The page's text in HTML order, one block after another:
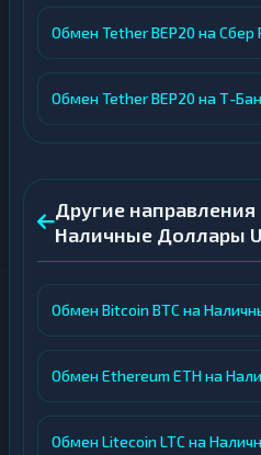
Обмен Tether BEP20 на Сбер
Обмен Tether BEP20 на Т-
Другие
Наличные Доллары
Обмен Bitcoin BTC на
Обмен Ethereum ETH на
Обмен Litecoin LTC на